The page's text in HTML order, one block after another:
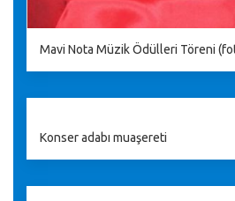
Mavi Nota Müzik Ödülleri Töreni
Konser adabı muaşereti